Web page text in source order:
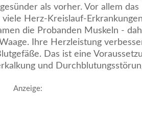
als vorher. Vor allem
viele Herz-Kreislauf-
die Probanden Muskeln -
Ihre Herzleistung
Das ist eine
und
Anzeige: